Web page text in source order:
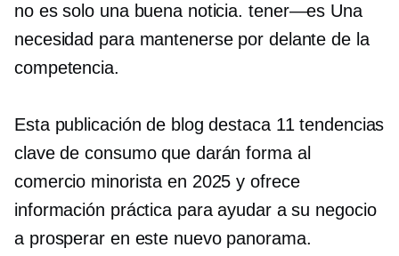
no es solo una buena noticia. tener—es Una
necesidad para mantenerse por delante de la
competencia.
Esta publicación de blog destaca 11 tendencias
clave de consumo que darán forma al
comercio minorista en 2025 y ofrece
información práctica para ayudar a su negocio
a prosperar en este nuevo panorama.